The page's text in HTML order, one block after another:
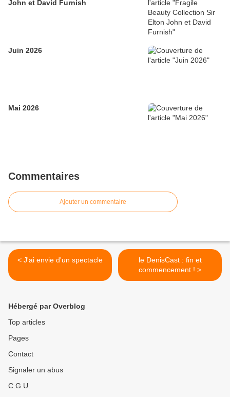
John et David Furnish
Juin 2026
Mai 2026
Commentaires
Ajouter un commentaire
< J'ai envie d'un spectacle
le DenisCast : fin et
commencement ! >
Hébergé par Overblog
Top articles
Pages
Contact
Signaler un abus
C.G.U.